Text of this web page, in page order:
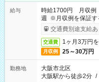
給与
時給1700円 月収例
週 ※月収例を保証す
交通費別途支給あ
交通費 1ヶ月3万円
月収例 25～30万円
勤務地
大阪市北区
大阪駅から徒歩2分 /